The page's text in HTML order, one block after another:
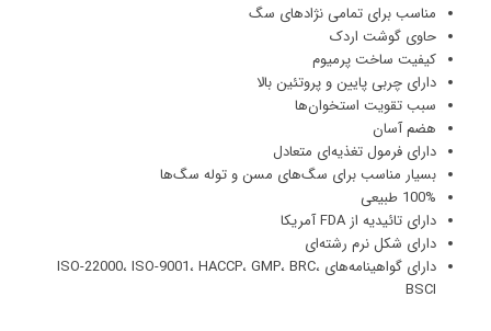
مناسب برای تمامی نژادهای سگ
حاوی گوشت اردک
کیفیت ساخت پرمیوم
دارای چربی پایین و پروتئین بالا
سبب تقویت استخوان‌ها
هضم آسان
دارای فرمول تغذیه‌ای متعادل
بسیار مناسب برای سگ‌های مسن و توله سگ‌ها
100% طبیعی
دارای تائیدیه از FDA آمریکا
دارای شکل نرم رشته‌ای
دارای گواهینامه‌های ISO-22000، ISO-9001، HACCP، GMP، BRC،
BSCI